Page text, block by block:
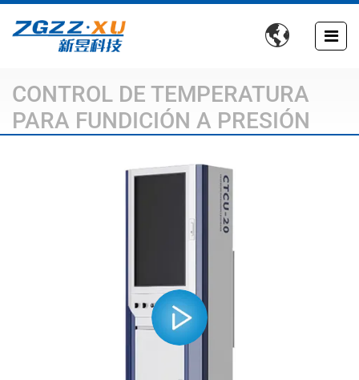

CONTROL DE TEMPERATURA
PARA FUNDICIÓN A PRESIÓN